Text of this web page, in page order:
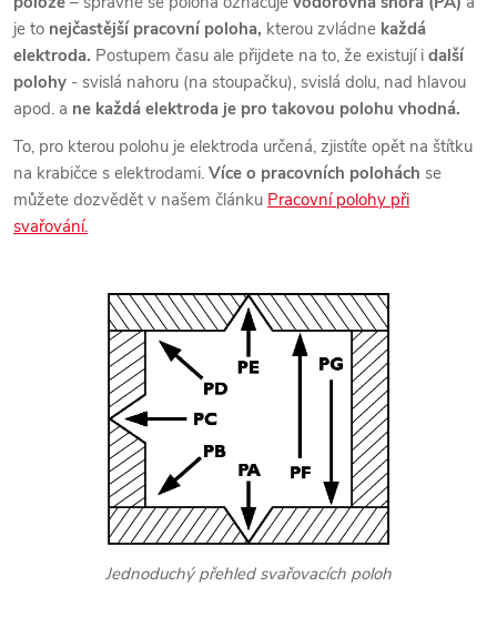
je to nejčastější pracovní poloha, kterou zvládne každá
elektroda. Postupem času ale přijdete na to, že existují i další
polohy - svislá nahoru (na stoupačku), svislá dolu, nad hlavou
apod. a ne každá elektroda je pro takovou polohu vhodná.
To, pro kterou polohu je elektroda určená, zjistíte opět na štítku
na krabičce s elektrodami. Více o pracovních polohách se
můžete dozvědět v našem článku Pracovní polohy při
svařování.
Jednoduchý přehled svařovacích poloh